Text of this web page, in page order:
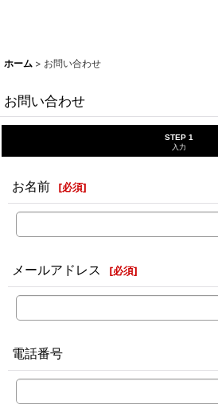
ホーム > お問い合わせ
お問い合わせ
STEP 1
入力
お名前 [必須]
メールアドレス [必須]
電話番号